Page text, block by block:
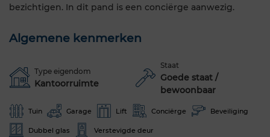
bezichtigen. In dit pand is een conciërge aanwezig.
Algemene kenmerken
Type eigendom
Kantoorruimte
Staat
Goede staat /
bewoonbaar
Tuin Garage Lift Conciërge Beveiliging
Dubbel glas Verstevigde deur